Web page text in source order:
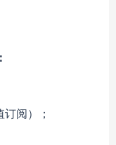
阅）；